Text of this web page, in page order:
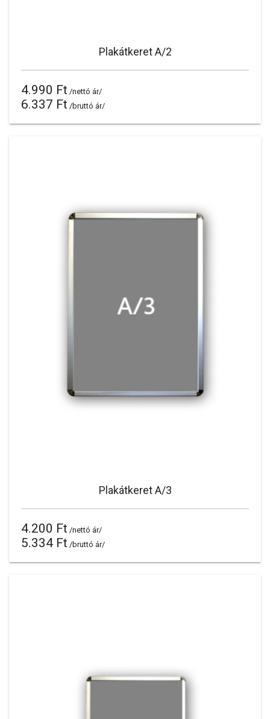
Plakátkeret A/2
4.990 Ft /nettó ár/
6.337 Ft /bruttó ár/
Plakátkeret A/3
4.200 Ft /nettó ár/
5.334 Ft /bruttó ár/